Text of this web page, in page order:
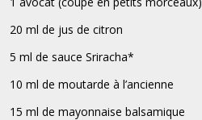
20 ml de jus de citron
5 ml de sauce Sriracha*
10 ml de moutarde à l’ancienne
15 ml de mayonnaise balsamique